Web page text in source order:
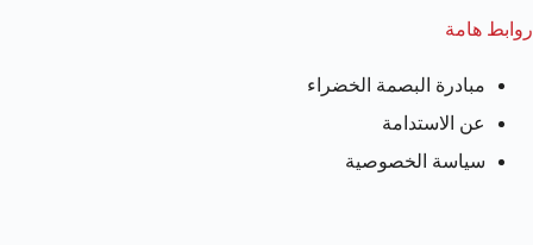
روابط هامة
مبادرة البصمة الخضراء
عن الاستدامة
سياسة الخصوصية